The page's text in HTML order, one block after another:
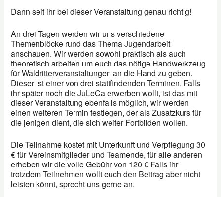
Dann seit ihr bei dieser Veranstaltung genau richtig!
An drei Tagen werden wir uns verschiedene
Themenblöcke rund das Thema Jugendarbeit
anschauen. Wir werden sowohl praktisch als auch
theoretisch arbeiten um euch das nötige Handwerkzeug
für Waldritterveranstaltungen an die Hand zu geben.
Dieser ist einer von drei stattfindenden Terminen. Falls
ihr später noch die JuLeCa erwerben wollt, ist das mit
dieser Veranstaltung ebenfalls möglich, wir werden
einen weiteren Termin festlegen, der als Zusatzkurs für
die jenigen dient, die sich weiter Fortbilden wollen.
Die Teilnahme kostet mit Unterkunft und Verpflegung 30
€ für Vereinsmitglieder und Teamende, für alle anderen
erheben wir die volle Gebühr von 120 € Falls ihr
trotzdem Teilnehmen wollt euch den Beitrag aber nicht
leisten könnt, sprecht uns gerne an.